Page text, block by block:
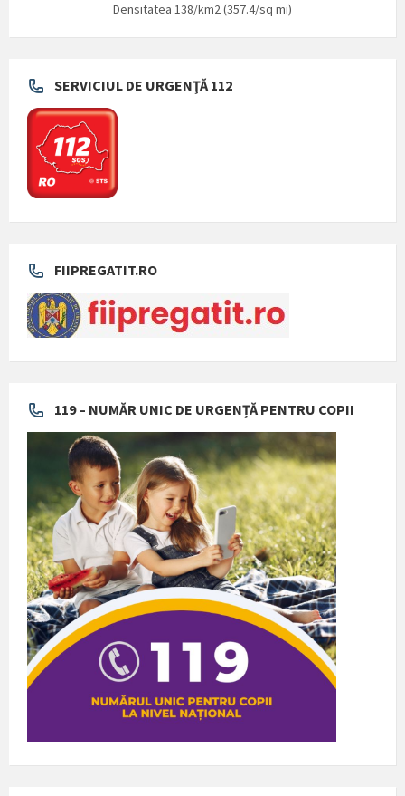
Densitatea 138/km2 (357.4/sq mi)
SERVICIUL DE URGENȚĂ 112
FIIPREGATIT.RO
119 – NUMĂR UNIC DE URGENȚĂ PENTRU COPII